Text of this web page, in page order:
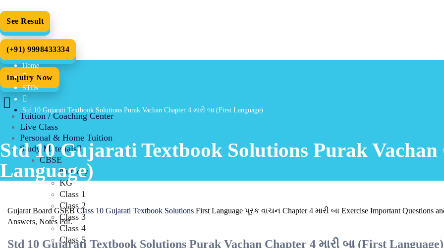
See Result
(+91) 9998433334
Inquiry Now
Tuition / Coaching Center
Live Class
Personal & Home Tuition
Study Materials
CBSE
Nursery
KG
Class 1
Class 2
Class 3
Class 4
Class 5
Home
STDs
Std 10 Gujarati Textbook Solutions Purak Vachan Chapter 4 મારી બા (First Language)
Std 10 Gujarati Textbook Solutions Purak Vachan
Language)
Gujarat Board GSEBClass 10 Gujarati Textbook Solutions First Language પૂરક વાચન Chapter 4 મારી બા Exercise Important Questions
Answers, Notes Pdf.
Std 10 Gujarati Textbook Solutions Purak Vachan Chapter 4 મારી બા (First Language)